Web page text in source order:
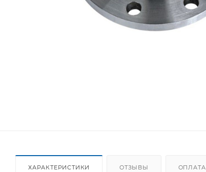
ХАРАКТЕРИСТИКИ ОТЗЫВЫ ОПЛАТА